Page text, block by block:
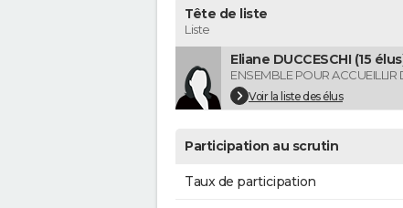
Tête de liste
Liste
Eliane DUCCESCHI (15
ENSEMBLE POUR ACCUEILLIR
Voir la liste des élus
Participation au scrutin
Taux de participation